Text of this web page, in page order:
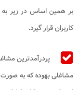
بر همین اساس در زیر به
کاربران قرار گیرد.
پردرآمدترین
مشاغلی بهوده که به صورت